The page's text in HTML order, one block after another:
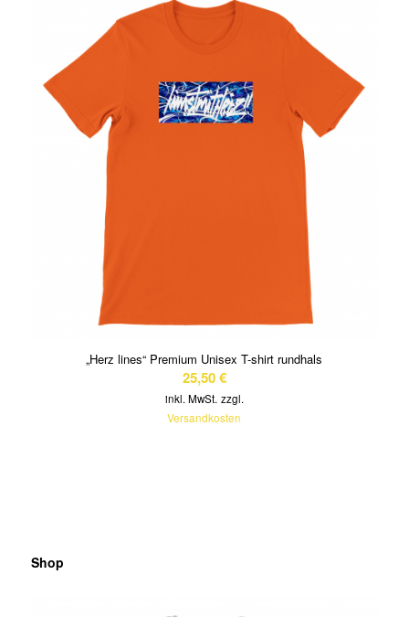
„Herz lines“ Premium Unisex T-shirt rundhals
25,50€
inkl. MwSt. zzgl.
Versandkosten
Shop